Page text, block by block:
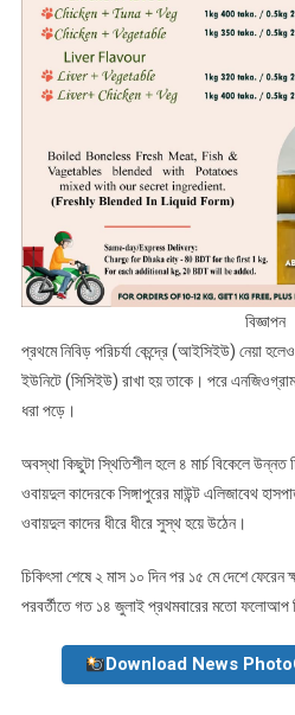
বিজ্ঞাপন
প্রথমে নিবিড় পরিচর্যা কেন্দ্রে (আইসিইউ) নেয়া
ইউনিটে (সিসিইউ) রাখা হয় তাকে। পরে এনজিওগ্রাম
ধরা পড়ে।
অবস্থা কিছুটা স্থিতিশীল হলে ৪ মার্চ বিকেলে উন্নত
ওবায়দুল কাদেরকে সিঙ্গাপুরের মাউন্ট এলিজাবেথ
ওবায়দুল কাদের ধীরে ধীরে সুস্থ হয়ে উঠেন।
চিকিৎসা শেষে ২ মাস ১০ দিন পর ১৫ মে দেশে ফেরেন
পরবর্তীতে গত ১৪ জুলাই প্রথমবারের মতো ফলোআপ
Download News